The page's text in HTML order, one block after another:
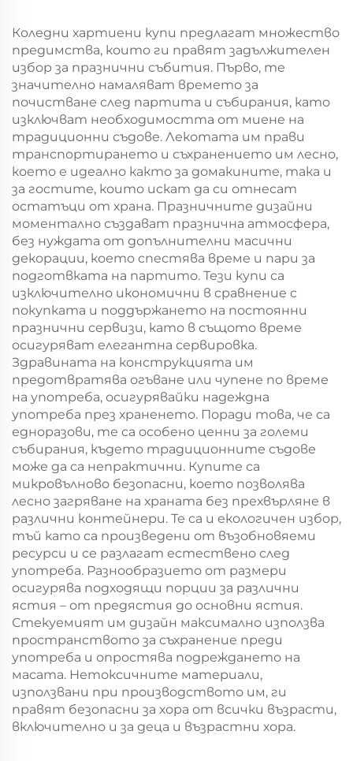
за екранна печат за
Нова година/
Кристемас,
пластмасова
упаковка за
хранителни
продукти и
занаятчии
за екранна печат за
Нова година/
Кристемас,
пластмасова
упаковка за
хранителни
продукти и
занаятчии
Коледни хартиени купи предлагат множество
предимства, които ги правят задължителен
избор за празнични събития. Първо, те
значително намаляват времето за
почистване след партита и събирания, като
изключват необходимостта от миене на
традиционни съдове. Лекотата им прави
транспортирането и съхранението им лесно,
което е идеално както за домакините, така и
за гостите, които искат да си отнесат
остатъци от храна. Празничните дизайни
моментално създават празнична атмосфера,
без нуждата от допълнителни масични
декорации, което спестява време и пари за
подготвката на партито. Тези купи са
изключително икономични в сравнение с
покупката и поддържането на постоянни
празнични сервизи, като в същото време
осигуряват елегантна сервировка.
Здравината на конструкцията им
предотвратява огъване или чупене по време
на употреба, осигурявайки надеждна
употреба през храненето. Поради това, че са
едноразови, те са особено ценни за големи
събирания, където традиционните съдове
може да са непрактични. Купите са
микровълново безопасни, което позволява
лесно загряване на храната без прехвърляне в
различни контейнери. Те са и екологичен избор,
тъй като са произведени от възобновяеми
ресурси и се разлагат естествено след
употреба. Разнообразието от размери
осигурява подходящи порции за различни
ястия – от предястия до основни ястия.
Стекуемият им дизайн максимално използва
пространството за съхранение преди
употреба и опростява подреждането на
масата. Нетоксичните материали,
използвани при производството им, ги
правят безопасни за хора от всички възрасти,
включително и за деца и възрастни хора.